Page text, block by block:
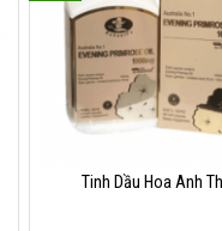
Tinh Dầu Hoa Anh